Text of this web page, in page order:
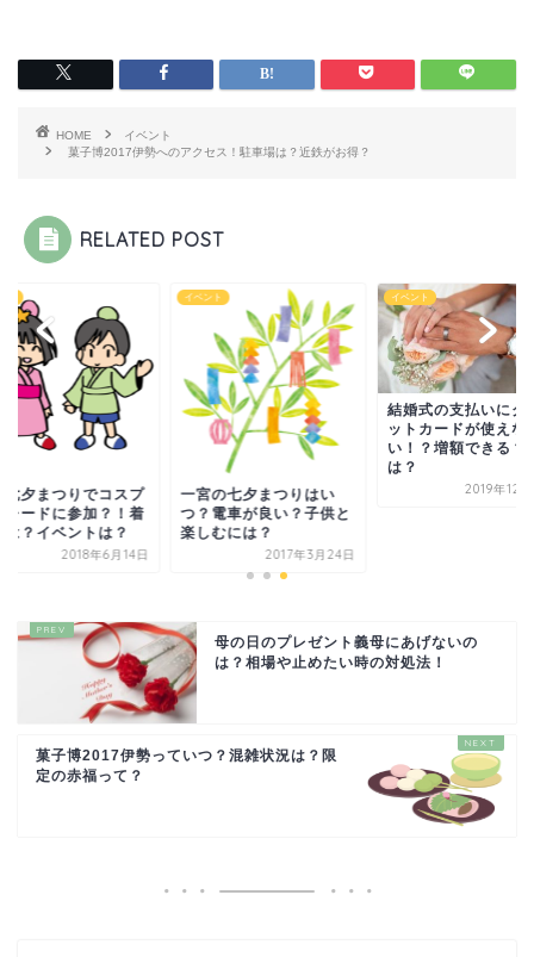
HOME
イベント
菓子博2017伊勢へのアクセス！駐車場は？近鉄がお得？
RELATED POST
七夕まつりでコスプ
レードに参加？！着
は？イベントは？
2018年6月14日
イベント
一宮の七夕まつりはい
つ？電車が良い？子供と
楽しむには？
2017年3月24日
イベント
結婚式の支払いにク
ットカードが使えな
い！？増額できる？
は？
2019年12
母の日のプレゼント義母にあげないの
は？相場や止めたい時の対処法！
菓子博2017伊勢っていつ？混雑状況は？限
定の赤福って？